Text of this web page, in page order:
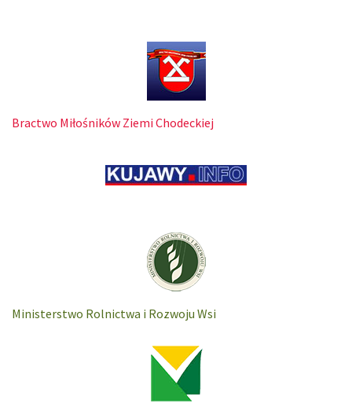
Bractwo Miłośników Ziemi Chodeckiej
Ministerstwo Rolnictwa i Rozwoju Wsi